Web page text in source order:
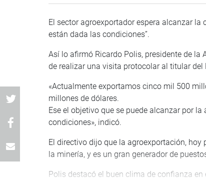
El sector agroexportador espera alcanzar
están dada las condiciones”.
Así lo afirmó Ricardo Polis, presidente de la
de realizar una visita protocolar al titular del
«Actualmente exportamos cinco mil 500
millones de dólares.
Ese el objetivo que se puede alcanzar por
condiciones», indicó.
El directivo dijo que la agroexportación, hoy
la minería, y es un gran generador de
Polis destacó el buen clima de confianza